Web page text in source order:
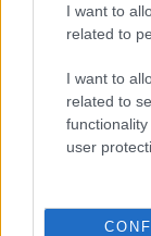
I want to
related to
I want to
related to
user
επεσήµανε
εισιτήριο,
έµφαση και
πιθανή
πλαίσιο